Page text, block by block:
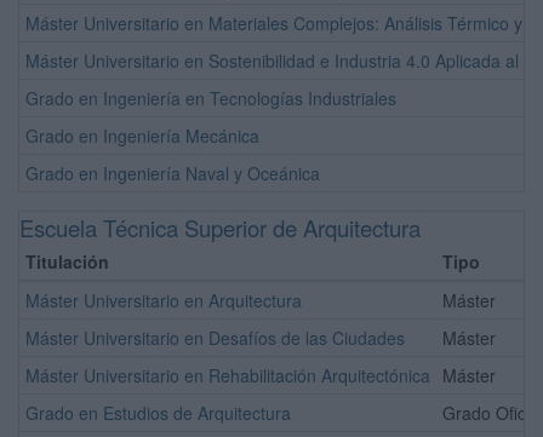
Máster Universitario en Materiales Complejos: Análisis Térmico y
Máster Universitario en Sostenibilidad e Industria 4.0 Aplicada al
Grado en Ingeniería en Tecnologías Industriales
Grado en Ingeniería Mecánica
Grado en Ingeniería Naval y Oceánica
Escuela Técnica Superior de Arquitectura
Titulación
Tipo
Máster Universitario en Arquitectura
Máster
Máster Universitario en Desafíos de las Ciudades
Máster
Máster Universitario en Rehabilitación Arquitectónica Máster
Grado en Estudios de Arquitectura
Grado Oficial